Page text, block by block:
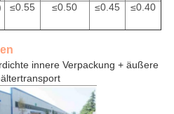
≤0.55 ≤0.50 ≤0.45 ≤0.40
innere Verpackung + äußere